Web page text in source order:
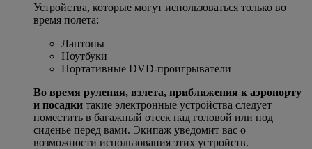
Устройства, которые могут использоваться только во
время полета:
Лаптопы
Ноутбуки
Портативные DVD-проигрыватели
Во время руления, взлета, приближения к аэропорту
и посадки такие электронные устройства следует
поместить в багажный отсек над головой или под
сиденье перед вами. Экипаж уведомит вас о
возможности использования этих устройств.